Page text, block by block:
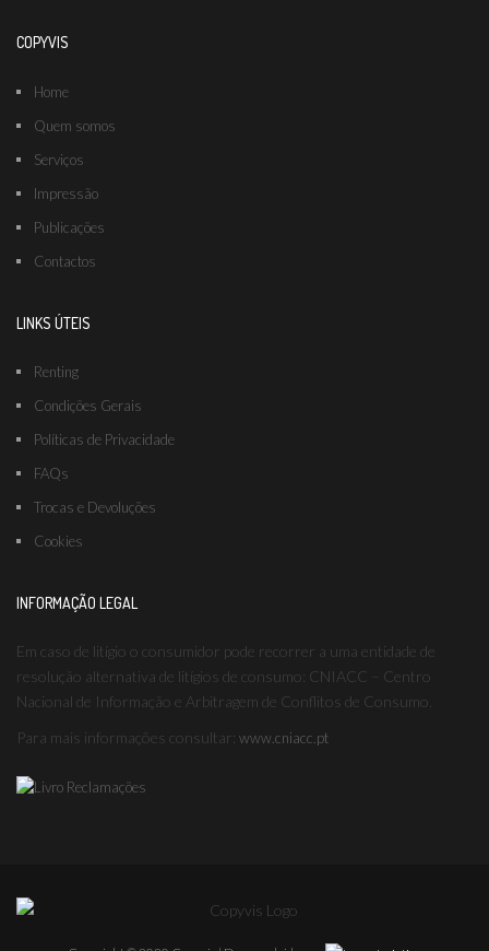
COPYVIS
Home
Quem somos
Serviços
Impressão
Publicações
Contactos
LINKS ÚTEIS
Renting
Condições Gerais
Políticas de Privacidade
FAQs
Trocas e Devoluções
Cookies
INFORMAÇÃO LEGAL
Em caso de litígio o consumidor pode recorrer a uma entidade de
resolução alternativa de litígios de consumo: CNIACC – Centro
Nacional de Informação e Arbitragem de Conflitos de Consumo.
Para mais informações consultar: www.cniacc.pt